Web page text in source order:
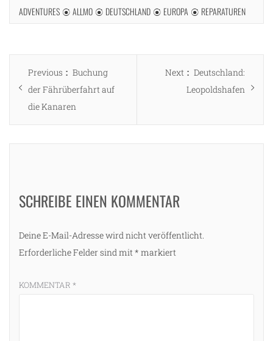
ADVENTURES ALLMO DEUTSCHLAND EUROPA REPARATUREN
Beitragsnavigation
Previous
Previous
post:
Buchung
der Fährüberfahrt auf
die Kanaren
Next
Next
post:
Deutschland:
Leopoldshafen
SCHREIBE EINEN KOMMENTAR
Deine E-Mail-Adresse wird nicht veröffentlicht.
Erforderliche Felder sind mit * markiert
KOMMENTAR *